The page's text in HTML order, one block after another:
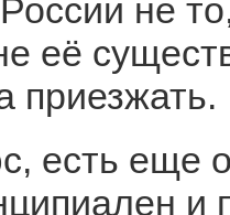
не
её
приезжать.
есть еще
и